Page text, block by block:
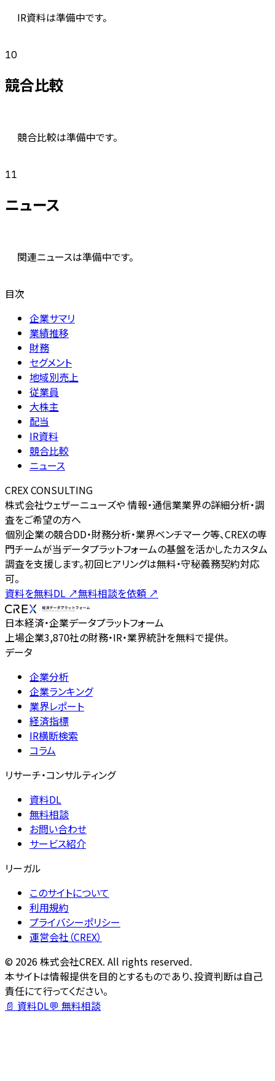
IR資料は準備中です。
10
競合比較
競合比較は準備中です。
11
ニュース
関連ニュースは準備中です。
目次
企業サマリ
業績推移
財務
セグメント
地域別売上
従業員
大株主
配当
IR資料
競合比較
ニュース
CREX CONSULTING
株式会社ウェザーニューズや 情報・通信業業界の詳細分析・調
査をご希望の方へ
個別企業の競合DD・財務分析・業界ベンチマーク等、CREXの専
門チームが当データプラットフォームの基盤を活かしたカスタム
調査を支援します。初回ヒアリングは無料・守秘義務契約対応
可。
資料を無料DL ↗無料相談を依頼 ↗
日本経済・企業データプラットフォーム
上場企業3,870社の財務・IR・業界統計を無料で提供。
データ
企業分析
企業ランキング
業界レポート
経済指標
IR横断検索
コラム
リサーチ・コンサルティング
資料DL
無料相談
お問い合わせ
サービス紹介
リーガル
このサイトについて
利用規約
プライバシーポリシー
運営会社（CREX）
© 2026株式会社CREX. All rights reserved.
本サイトは情報提供を目的とするものであり、投資判断は自己
責任にて行ってください。
📄 資料DL💬 無料相談